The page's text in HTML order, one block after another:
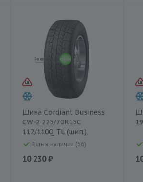
Шина Cordiant Business
CW-2 225/70R15C
112/110Q TL (шип.)
Есть в наличии (56)
10 230 ₽